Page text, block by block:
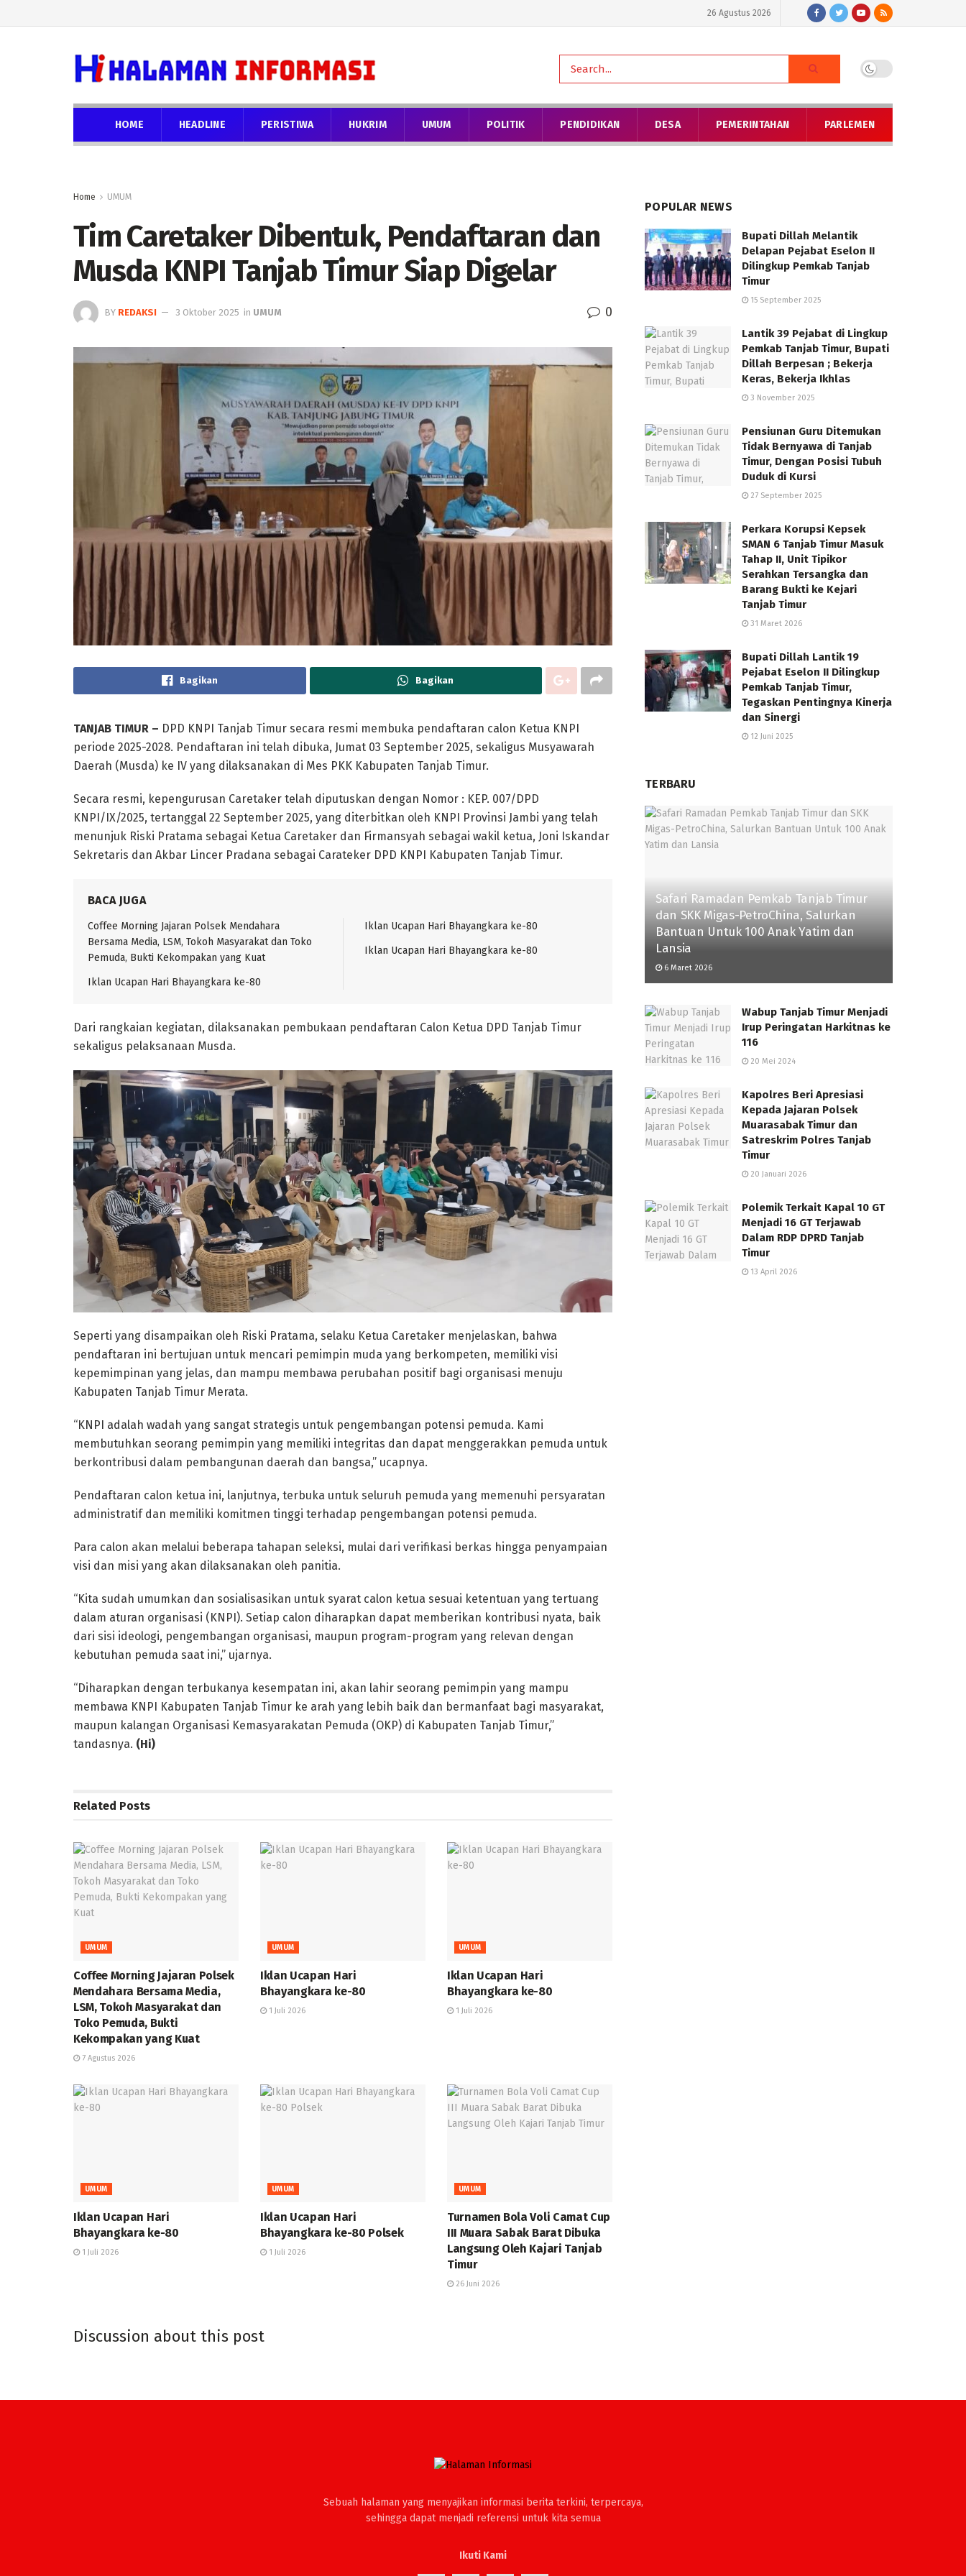
26 Agustus 2026
HOME HEADLINE PERISTIWA HUKRIM UMUM POLITIK PENDIDIKAN DESA PEMERINTAHAN PARLEMEN
Home UMUM
Tim Caretaker Dibentuk, Pendaftaran dan
Musda KNPI Tanjab Timur Siap Digelar
BY REDAKSI 3 Oktober 2025 in UMUM 0
Bagikan Bagikan
TANJAB TIMUR – DPD KNPI Tanjab Timur secara resmi membuka pendaftaran calon Ketua KNPI
periode 2025-2028. Pendaftaran ini telah dibuka, Jumat 03 September 2025, sekaligus Musyawarah
Daerah (Musda) ke IV yang dilaksanakan di Mes PKK Kabupaten Tanjab Timur.
Secara resmi, kepengurusan Caretaker telah diputuskan dengan Nomor : KEP. 007/DPD
KNPI/IX/2025, tertanggal 22 September 2025, yang diterbitkan oleh KNPI Provinsi Jambi yang telah
menunjuk Riski Pratama sebagai Ketua Caretaker dan Firmansyah sebagai wakil ketua, Joni Iskandar
Sekretaris dan Akbar Lincer Pradana sebagai Carateker DPD KNPI Kabupaten Tanjab Timur.
BACA JUGA
Coffee Morning Jajaran Polsek Mendahara
Bersama Media, LSM, Tokoh Masyarakat dan Toko
Pemuda, Bukti Kekompakan yang Kuat
Iklan Ucapan Hari Bhayangkara ke-80
Iklan Ucapan Hari Bhayangkara ke-80
Iklan Ucapan Hari Bhayangkara ke-80
Dari rangkaian kegiatan, dilaksanakan pembukaan pendaftaran Calon Ketua DPD Tanjab Timur
sekaligus pelaksanaan Musda.
Seperti yang disampaikan oleh Riski Pratama, selaku Ketua Caretaker menjelaskan, bahwa
pendaftaran ini bertujuan untuk mencari pemimpin muda yang berkompeten, memiliki visi
kepemimpinan yang jelas, dan mampu membawa perubahan positif bagi organisasi menuju
Kabupaten Tanjab Timur Merata.
“KNPI adalah wadah yang sangat strategis untuk pengembangan potensi pemuda. Kami
membutuhkan seorang pemimpin yang memiliki integritas dan dapat menggerakkan pemuda untuk
berkontribusi dalam pembangunan daerah dan bangsa,” ucapnya.
Pendaftaran calon ketua ini, lanjutnya, terbuka untuk seluruh pemuda yang memenuhi persyaratan
administratif dan memiliki komitmen tinggi terhadap pengembangan potensi pemuda.
Para calon akan melalui beberapa tahapan seleksi, mulai dari verifikasi berkas hingga penyampaian
visi dan misi yang akan dilaksanakan oleh panitia.
“Kita sudah umumkan dan sosialisasikan untuk syarat calon ketua sesuai ketentuan yang tertuang
dalam aturan organisasi (KNPI). Setiap calon diharapkan dapat memberikan kontribusi nyata, baik
dari sisi ideologi, pengembangan organisasi, maupun program-program yang relevan dengan
kebutuhan pemuda saat ini,” ujarnya.
“Diharapkan dengan terbukanya kesempatan ini, akan lahir seorang pemimpin yang mampu
membawa KNPI Kabupaten Tanjab Timur ke arah yang lebih baik dan bermanfaat bagi masyarakat,
maupun kalangan Organisasi Kemasyarakatan Pemuda (OKP) di Kabupaten Tanjab Timur,”
tandasnya. (Hi)
Related Posts
UMUM
Coffee Morning Jajaran Polsek
Mendahara Bersama Media,
LSM, Tokoh Masyarakat dan
Toko Pemuda, Bukti
Kekompakan yang Kuat
7 Agustus 2026
UMUM
Iklan Ucapan Hari
Bhayangkara ke-80
1 Juli 2026
UMUM
Iklan Ucapan Hari
Bhayangkara ke-80
1 Juli 2026
UMUM
Iklan Ucapan Hari
Bhayangkara ke-80
1 Juli 2026
UMUM
Iklan Ucapan Hari
Bhayangkara ke-80 Polsek
1 Juli 2026
UMUM
Turnamen Bola Voli Camat Cup
III Muara Sabak Barat Dibuka
Langsung Oleh Kajari Tanjab
Timur
26 Juni 2026
Discussion about this post
POPULAR NEWS
Bupati Dillah Melantik
Delapan Pejabat Eselon II
Dilingkup Pemkab Tanjab
Timur
15 September 2025
Lantik 39 Pejabat di Lingkup
Pemkab Tanjab Timur, Bupati
Dillah Berpesan ; Bekerja
Keras, Bekerja Ikhlas
3 November 2025
Pensiunan Guru Ditemukan
Tidak Bernyawa di Tanjab
Timur, Dengan Posisi Tubuh
Duduk di Kursi
27 September 2025
Perkara Korupsi Kepsek
SMAN 6 Tanjab Timur Masuk
Tahap II, Unit Tipikor
Serahkan Tersangka dan
Barang Bukti ke Kejari
Tanjab Timur
31 Maret 2026
Bupati Dillah Lantik 19
Pejabat Eselon II Dilingkup
Pemkab Tanjab Timur,
Tegaskan Pentingnya Kinerja
dan Sinergi
12 Juni 2025
TERBARU
Safari Ramadan Pemkab Tanjab Timur
dan SKK Migas-PetroChina, Salurkan
Bantuan Untuk 100 Anak Yatim dan
Lansia
6 Maret 2026
Wabup Tanjab Timur Menjadi
Irup Peringatan Harkitnas ke
116
20 Mei 2024
Kapolres Beri Apresiasi
Kepada Jajaran Polsek
Muarasabak Timur dan
Satreskrim Polres Tanjab
Timur
20 Januari 2026
Polemik Terkait Kapal 10 GT
Menjadi 16 GT Terjawab
Dalam RDP DPRD Tanjab
Timur
13 April 2026
Sebuah halaman yang menyajikan informasi berita terkini, terpercaya,
sehingga dapat menjadi referensi untuk kita semua
Ikuti Kami